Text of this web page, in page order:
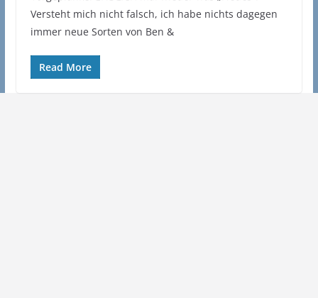
Versteht mich nicht falsch, ich habe nichts dagegen
immer neue Sorten von Ben &
Read More